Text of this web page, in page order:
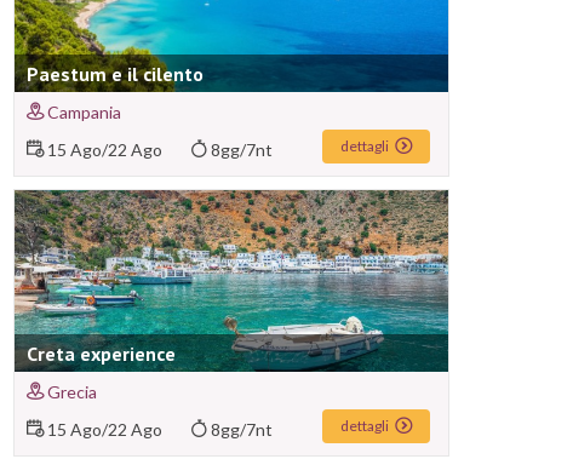
Paestum e il cilento
Campania
15 Ago/22 Ago 8gg/7nt dettagli
Creta experience
Grecia
15 Ago/22 Ago 8gg/7nt dettagli